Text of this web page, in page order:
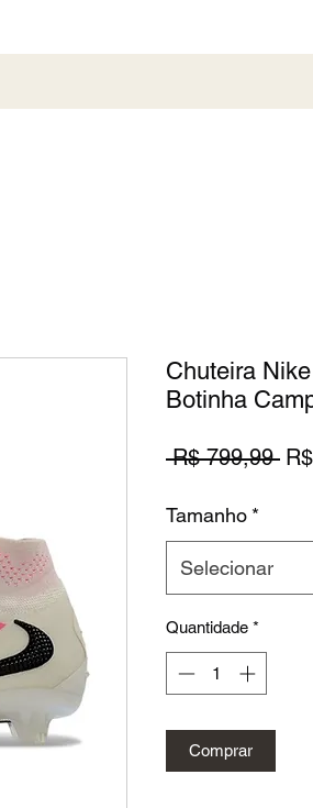
Chuteira
Botinha
R$ 799,99
Tamanho *
Selecionar
Quantidade *
Comprar